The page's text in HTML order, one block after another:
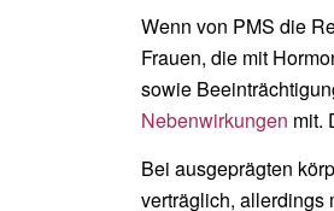
Wenn von PMS die
Frauen, die mit
sowie
Nebenwirkungen mit.
Bei ausgeprägten
verträglich, allerdings